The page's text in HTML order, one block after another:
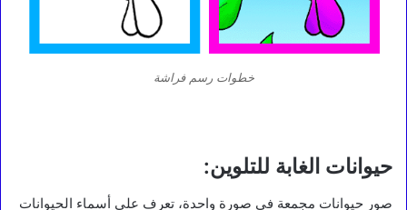
خطوات رسم فراشة
حيوانات الغابة للتلوين:
صور حيوانات مجمعة في صورة واحدة، تعرف على أسماء الحيوانات